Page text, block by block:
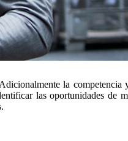
la
las oportunidades de